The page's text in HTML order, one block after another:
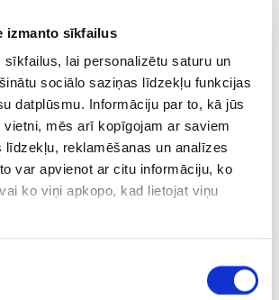
izmanto sīkfailus
sīkfailus, lai personalizētu saturu un
sociālo saziņas līdzekļu funkcijas
datplūsmu. Informāciju par to, kā jūs
vietni, mēs arī kopīgojam ar saviem
līdzekļu, reklamēšanas un analīzes
var apvienot ar citu informāciju, ko
ko viņi apkopo, kad lietojat viņu
(3 punkti) futbolistus.
KATEGORIJAS
Ar
neatceļ
boikotēt